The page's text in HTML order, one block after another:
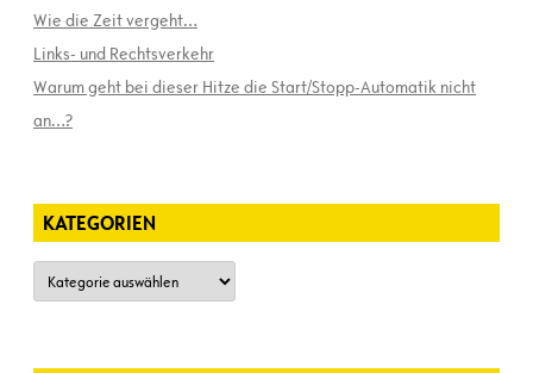
Wie die Zeit vergeht…
Links- und Rechtsverkehr
Warum geht bei dieser Hitze die Start/Stopp-Automatik nicht
an…?
KATEGORIEN
Kategorien